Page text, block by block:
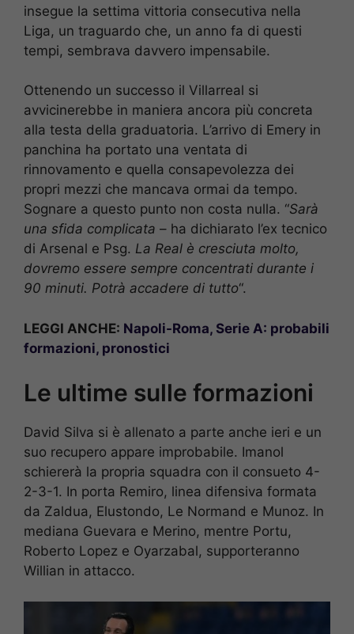
insegue la settima vittoria consecutiva nella
Liga, un traguardo che, un anno fa di questi
tempi, sembrava davvero impensabile.
Ottenendo un successo il Villarreal si
avvicinerebbe in maniera ancora più concreta
alla testa della graduatoria. L’arrivo di Emery in
panchina ha portato una ventata di
rinnovamento e quella consapevolezza dei
propri mezzi che mancava ormai da tempo.
Sognare a questo punto non costa nulla. “Sarà
una sfida complicata – ha dichiarato l’ex tecnico
di Arsenal e Psg. La Real è cresciuta molto,
dovremo essere sempre concentrati durante i
90 minuti. Potrà accadere di tutto“.
LEGGI ANCHE: Napoli-Roma, Serie A: probabili
formazioni, pronostici
Le ultime sulle formazioni
David Silva si è allenato a parte anche ieri e un
suo recupero appare improbabile. Imanol
schiererà la propria squadra con il consueto 4-
2-3-1. In porta Remiro, linea difensiva formata
da Zaldua, Elustondo, Le Normand e Munoz. In
mediana Guevara e Merino, mentre Portu,
Roberto Lopez e Oyarzabal, supporteranno
Willian in attacco.